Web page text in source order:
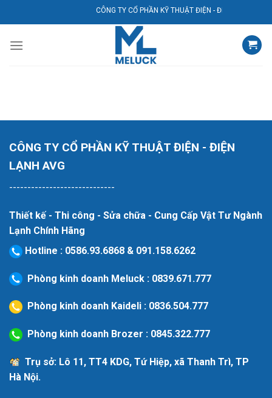
qua
dung
CÔNG TY CỔ PHẦN KỸ THUẬT ĐIỆN - ĐIỆN LẠNH AVG
CÔNG TY CỔ PHẦN KỸ THUẬT ĐIỆN - ĐIỆN
LẠNH AVG
-----------------------------
Thiết kế - Thi công - Sửa chữa - Cung Cấp Vật Tư Ngành
Lạnh Chính Hãng
Hotline : 0586.93.6868 & 091.158.6262
Phòng kinh doanh Meluck : 0839.671.777
Phòng kinh doanh Kaideli : 0836.504.777
Phòng kinh doanh Brozer : 0845.322.777
Trụ sở: Lô 11, TT4 KDG, Tứ Hiệp, xã Thanh Trì, TP
Hà Nội.